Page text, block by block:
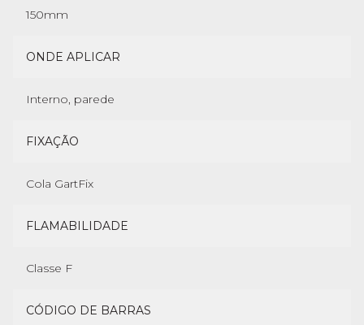
150mm
ONDE APLICAR
Interno, parede
FIXAÇÃO
Cola GartFix
FLAMABILIDADE
Classe F
CÓDIGO DE BARRAS